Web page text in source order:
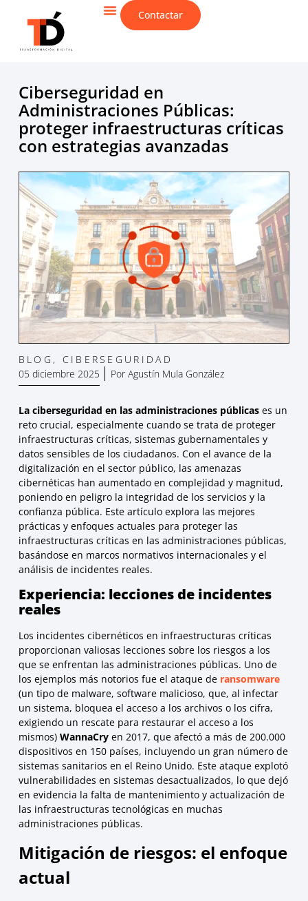
Contactar
Ciberseguridad en
Administraciones Públicas:
proteger infraestructuras críticas
con estrategias avanzadas
BLOG , CIBERSEGURIDAD
05 diciembre 2025
PorAgustín Mula González
La ciberseguridad en las administraciones públicases un
reto crucial, especialmente cuando se trata de proteger
infraestructuras críticas, sistemas gubernamentales y
datos sensibles de los ciudadanos. Con el avance de la
digitalización en el sector público, las amenazas
cibernéticas han aumentado en complejidad y magnitud,
poniendo en peligro la integridad de los servicios y la
confianza pública. Este artículo explora las mejores
prácticas y enfoques actuales para proteger las
infraestructuras críticas en las administraciones públicas,
basándose en marcos normativos internacionales y el
análisis de incidentes reales.
Experiencia: lecciones de incidentes
reales
Los incidentes cibernéticos en infraestructuras críticas
proporcionan valiosas lecciones sobre los riesgos a los
que se enfrentan las administraciones públicas. Uno de
los ejemplos más notorios fue el ataque de ransomware
(un tipo de malware, software malicioso, que, al infectar
un sistema, bloquea el acceso a los archivos o los cifra,
exigiendo un rescate para restaurar el acceso a los
mismos) WannaCryen 2017, que afectó a más de 200.000
dispositivos en 150 países, incluyendo un gran número de
sistemas sanitarios en el Reino Unido. Este ataque explotó
vulnerabilidades en sistemas desactualizados, lo que dejó
en evidencia la falta de mantenimiento y actualización de
las infraestructuras tecnológicas en muchas
administraciones públicas.
Mitigación de riesgos: el enfoque
actual